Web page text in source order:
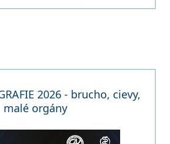
2026 - brucho, cievy,
malé orgány